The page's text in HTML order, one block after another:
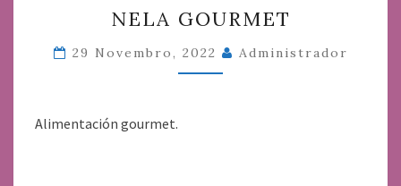
GOURMET
NELA GOURMET
29 Novembro, 2022 Administrador
Alimentación gourmet.